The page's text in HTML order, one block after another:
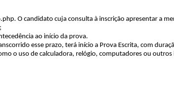
O candidato cuja consulta à inscrição apresentar a
ao início da prova.
esse prazo, terá início a Prova Escrita, com
o uso de calculadora, relógio, computadores ou